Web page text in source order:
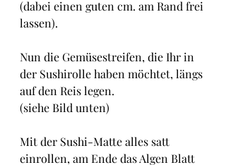
(dabei einen guten cm. am Rand frei
lassen).
Nun die Gemüsestreifen, die Ihr in
der Sushirolle haben möchtet, längs
auf den Reis legen.
(siehe Bild unten)
Mit der Sushi-Matte alles satt
einrollen, am Ende das Algen Blatt